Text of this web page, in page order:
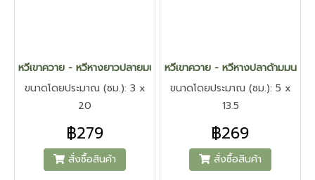
หวีเขาควาย - หวีหางยาวปลายมน
ขนาดโดยประมาณ (ซม.): 3 x
20
฿279
สั่งซื้อสินค้า
หวีเขาควาย - หวีหางปลาด้ามมน
ขนาดโดยประมาณ (ซม.): 5 x
13.5
฿269
สั่งซื้อสินค้า